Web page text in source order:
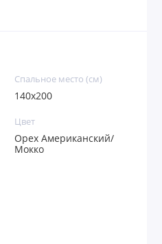
Спальное место (см)
140х200
Цвет
Орех Американский/
Мокко